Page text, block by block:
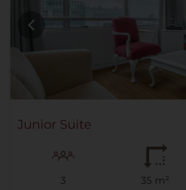
Junior Suite
3 35 m²